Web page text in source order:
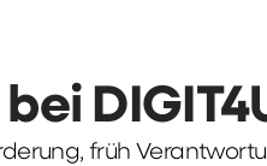
früh